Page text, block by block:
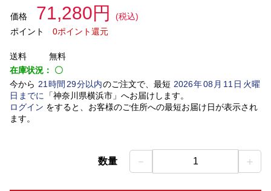
価格 71,280円
(税込)
ポイント
0ポイント還元
送料
無料
在庫状況： 〇
今から 21 時間 29分以内のご注文で、最短 2026年08 月 11 日火曜
日 までに 「神奈川県横浜市」 へお届けします。
ログイン をすると、お客様のご住所への最短お届け日が表示され
ます。
数量 － 1 ＋